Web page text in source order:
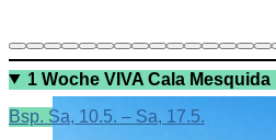
1 Woche VIVA Cala
Bsp. Sa, 10.5. – Sa, 17.5.